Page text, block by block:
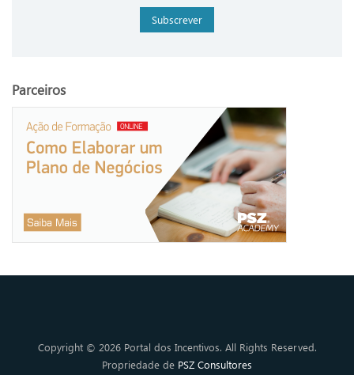
Subscrever
Parceiros
Copyright © 2026 Portal dos Incentivos. All Rights Reserved.
Propriedade de PSZ Consultores